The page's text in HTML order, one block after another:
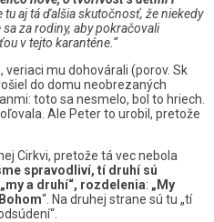
tu aj tá ďalšia skutočnosť, že niekedy
za rodiny, aby pokračovali
v tejto karanténe.“
mu dohovárali (porov. Sk
do domu neobrezaných
toto sa nesmelo, bol to hriech.
Ale Peter to urobil, pretože
Cirkvi, pretože tá vec nebola
spravodliví, tí druhí sú
a druhí“, rozdelenia: „My
“. Na druhej strane sú tu „tí